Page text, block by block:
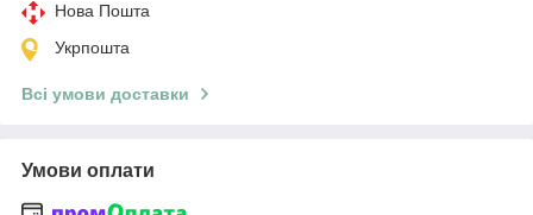
Нова Пошта
Укрпошта
Всі умови доставки
Умови оплати